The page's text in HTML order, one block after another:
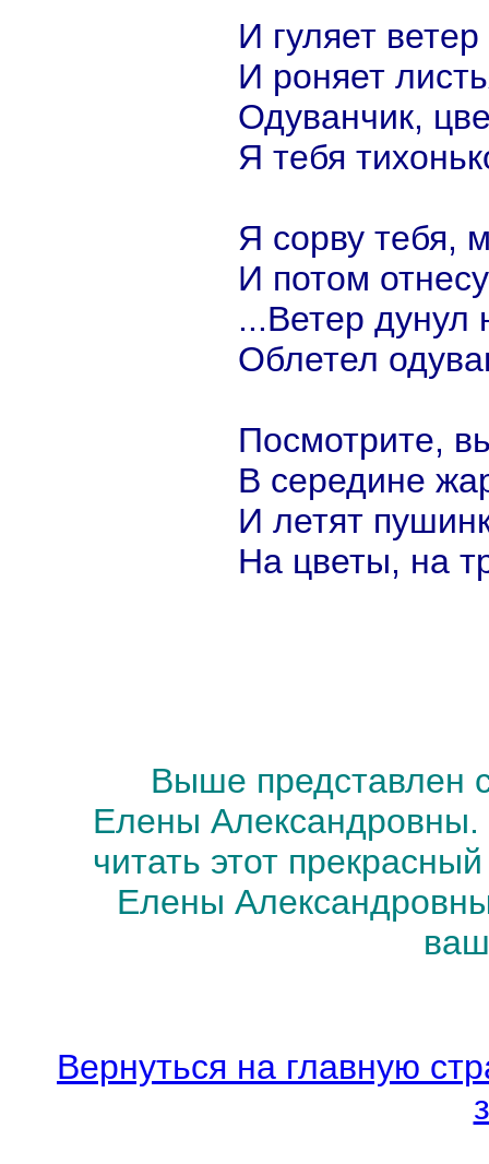
И гуляет
И роняет
Одуванчик,
Я тебя
Я сорву тебя,
И потом
...Ветер
Облетел
Посмотрите,
В середине
И летят
На цветы, на
Выше представлен
Елены
читать этот
Елены
Вернуться на главную